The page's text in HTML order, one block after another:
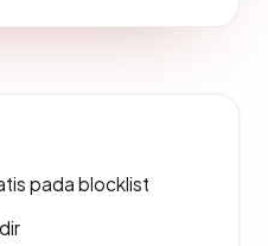
pada blocklist